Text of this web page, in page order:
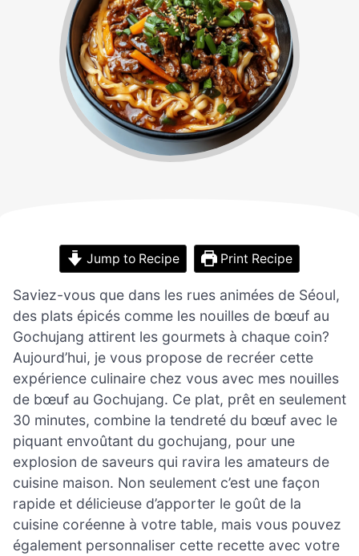
Jump to Recipe Print Recipe
Saviez-vous que dans les rues animées de Séoul,
des plats épicés comme les nouilles de bœuf au
Gochujang attirent les gourmets à chaque coin?
Aujourd’hui, je vous propose de recréer cette
expérience culinaire chez vous avec mes nouilles
de bœuf au Gochujang. Ce plat, prêt en seulement
30 minutes, combine la tendreté du bœuf avec le
piquant envoûtant du gochujang, pour une
explosion de saveurs qui ravira les amateurs de
cuisine maison. Non seulement c’est une façon
rapide et délicieuse d’apporter le goût de la
cuisine coréenne à votre table, mais vous pouvez
également personnaliser cette recette avec votre